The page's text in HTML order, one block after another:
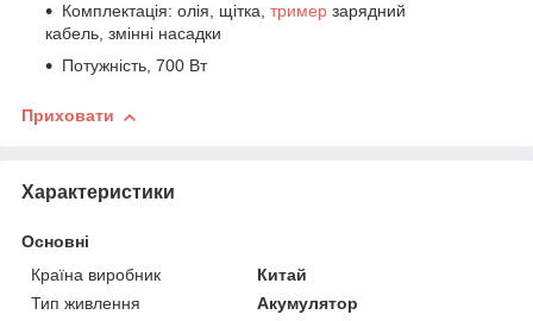
Комплектація: олія, щітка, тример зарядний
кабель, змінні насадки
Потужність, 700 Вт
Приховати
Характеристики
Основні
Країна виробник
Китай
Тип живлення
Акумулятор